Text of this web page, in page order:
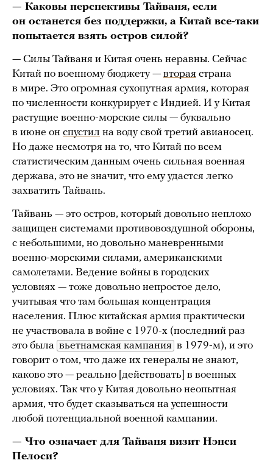
— Каковы перспективы Тайваня, если
он останется без поддержки, а Китай все-таки
попытается взять остров силой?
— Силы Тайваня и Китая очень неравны. Сейчас
Китай по военному бюджету — вторая страна
в мире. Это огромная сухопутная армия, которая
по численности конкурирует с Индией. И у Китая
растущие военно-морские силы — буквально
в июне он спустил на воду свой третий авианосец.
Но даже несмотря на то, что Китай по всем
статистическим данным очень сильная военная
держава, это не значит, что ему удастся легко
захватить Тайвань.
Тайвань — это остров, который довольно неплохо
защищен системами противовоздушной обороны,
с небольшими, но довольно маневренными
военно-морскими силами, американскими
самолетами. Ведение войны в городских
условиях — тоже довольно непростое дело,
учитывая что там большая концентрация
населения. Плюс китайская армия практически
не участвовала в войне с 1970-х (последний раз
это была вьетнамская кампания в 1979-м), и это
говорит о том, что даже их генералы не знают,
каково это — реально [действовать] в военных
условиях. Так что у Китая довольно неопытная
армия, что будет сказываться на успешности
любой потенциальной военной кампании.
— Что означает для Тайваня визит Нэнси
Пелоси?